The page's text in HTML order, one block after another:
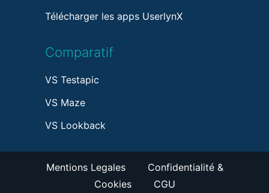
Télécharger les apps UserlynX
Comparatif
VS Testapic
VS Maze
VS Lookback
Mentions Legales
Confidentialité &
Cookies
CGU